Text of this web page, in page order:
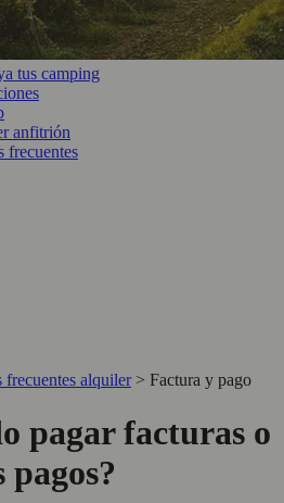
tus camping
anfitrión
frecuentes
frecuentes alquiler > Factura y pago
pagar facturas o